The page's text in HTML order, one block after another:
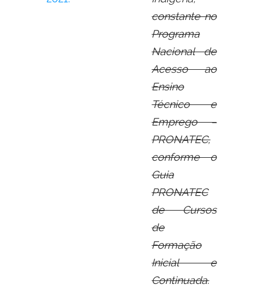
constante no
Programa
Nacional de
Acesso ao
Ensino
Técnico e
Emprego –
PRONATEC,
conforme o
Guia
PRONATEC
de Cursos
de
Formação
Inicial e
Continuada.